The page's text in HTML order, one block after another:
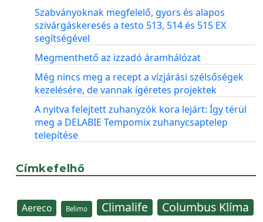
Szabványoknak megfelelő, gyors és alapos
szivárgáskeresés a testo 513, 514 és 515 EX
segítségével
Megmenthető az izzadó áramhálózat
Még nincs meg a recept a vízjárási szélsőségek
kezelésére, de vannak ígéretes projektek
A nyitva felejtett zuhanyzók kora lejárt: Így térül
meg a DELABIE Tempomix zuhanycsaptelep
telepítése
Címkefelhő
Aereco Belimo Climalife Columbus Klíma